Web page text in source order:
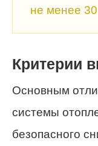
не менее
Критерии
Основным
системы
безопасного